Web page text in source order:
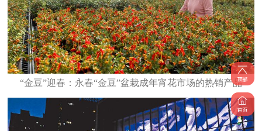
“金豆”迎春：永春“金豆”盆栽成年宵花市场的热销产品